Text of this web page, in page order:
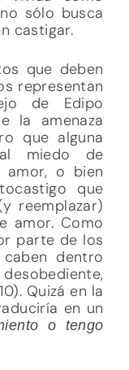
sólo busca
castigar.
que deben
representan
de Edipo
la amenaza
que alguna
miedo de
o bien
que
reemplazar)
amor. Como
parte de los
dentro
Quizá en la
en un
o tengo